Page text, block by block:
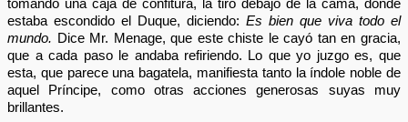
tomando una caja de confitura, la tiró debajo de la cama, donde
estaba escondido el Duque, diciendo: Es bien que viva todo el
mundo. Dice Mr. Menage, que este chiste le cayó tan en gracia,
que a cada paso le andaba refiriendo. Lo que yo juzgo es, que
esta, que parece una bagatela, manifiesta tanto la índole noble de
aquel Príncipe, como otras acciones generosas suyas muy
brillantes.